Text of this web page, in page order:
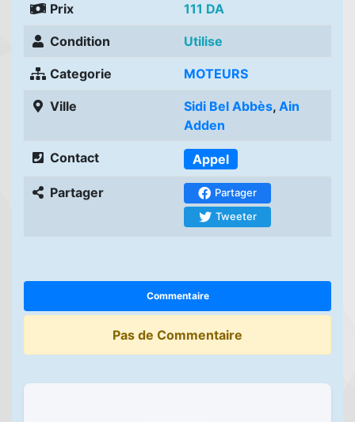
Prix 111 DA
Condition Utilise
Categorie MOTEURS
Ville Sidi Bel Abbès, Ain
Adden
Contact Appel
Partager
Partager
Tweeter
Commentaire
Pas de Commentaire